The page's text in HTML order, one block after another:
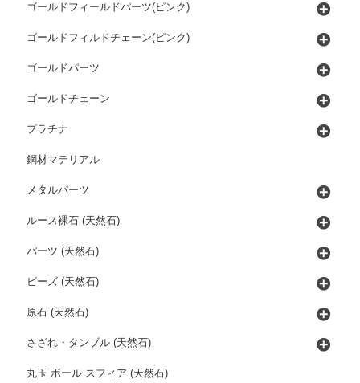
ゴールドフィールドパーツ(ピンク)
ゴールドフィルドチェーン(ピンク)
ゴールドパーツ
ゴールドチェーン
プラチナ
鋼材マテリアル
メタルパーツ
ルース裸石 (天然石)
パーツ (天然石)
ビーズ (天然石)
原石 (天然石)
さざれ・タンブル (天然石)
丸玉 ボール スフィア (天然石)